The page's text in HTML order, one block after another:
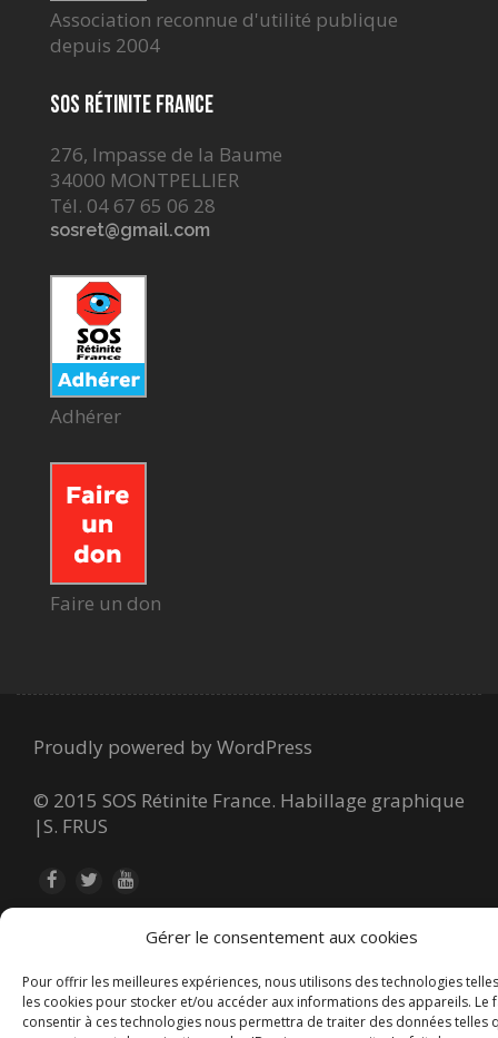
Gérer le consentement aux cookies
Pour offrir les meilleures expériences, nous utilisons des technologies
les cookies pour stocker et/ou accéder aux informations des appareils. Le
consentir à ces technologies nous permettra de traiter des données telles
Association reconnue d'utilité publique
depuis 2004
SOS Rétinite France
276, Impasse de la Baume
34000 MONTPELLIER
Tél. 04 67 65 06 28
sosret@gmail.com
Adhérer
Faire un don
Proudly powered by WordPress
© 2015 SOS Rétinite France. Habillage graphique
|S. FRUS